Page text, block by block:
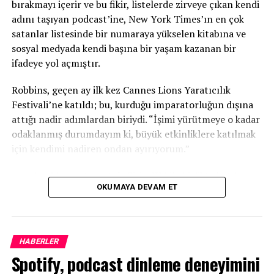
medya kullanıcı adlarını alma olasılığınızı
azaltıyorsunuz.
İdeal olarak, şov markanızı oluştururken bu
platformların mülkiyetine sahip olmak istersiniz, bu
değiştirmeye değer olabilir.
Peki ya aynı ada sahip bir şov varsa ancak
artık bölüm üretmiyorsa?
bir şov adına sahip olmaktır, ancak aynı ada sahip başka
bir şov bulursanız, bu, aynı ada sahip olmanın uygun
Bu, podcast’in bölüm üretmeyi ne kadar zaman önce
durdurduğu ve o sırada ne kadar popüler olduğu gibi
birçok faktöre bağlıdır.
bırakmayı içerir ve bu fikir, listelerde zirveye çıkan kendi
adını taşıyan podcast’ine, New York Times’ın en çok
satanlar listesinde bir numaraya yükselen kitabına ve
sosyal medyada kendi başına bir yaşam kazanan bir
ifadeye yol açmıştır.
Robbins, geçen ay ilk kez Cannes Lions Yaratıcılık
Festivali’ne katıldı; bu, kurduğu imparatorluğun dışına
attığı nadir adımlardan biriydi. “İşimi yürütmeye o kadar
odaklanmış durumdayım ki, büyük etkinliklere katılmak
için kendimi nadiren ondan ayırıyorum.”
Ancak reklam satış ortağı SiriusXM ile birlikte katılmaya
davet edilmesiyle, 2026 festivali programına uyan ilk
Digiday, Robbins ile yapay zekanın medya ekosistemi
üzerindeki etkisini, podcast yayıncılığının
pazarlamacılar tarafından neden yanlış
OKUMAYA DEVAM ET
HABERLER
Spotify, podcast dinleme deneyimini